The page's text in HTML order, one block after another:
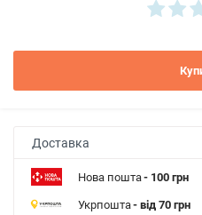
Доставка
Нова пошта- 100 грн
Укрпошта- від 70 грн